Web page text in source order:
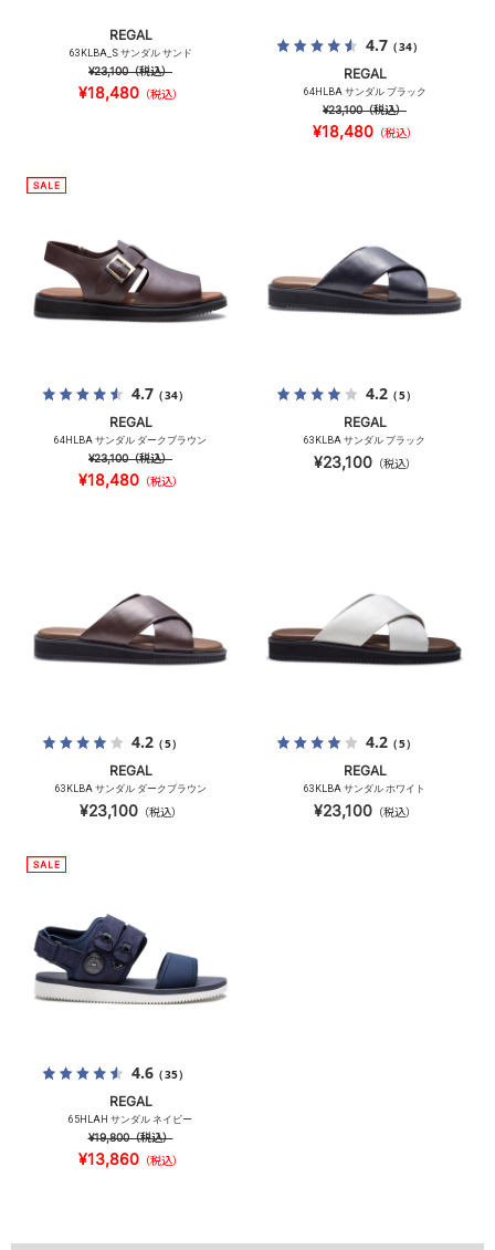
REGAL
63KLBA_S サンダル サンド
¥23,100（税込）
¥18,480（税込）
4.7（34）
REGAL
64HLBA サンダル ブラック
¥23,100（税込）
¥18,480（税込）
4.7（34）
REGAL
64HLBA サンダル ダークブラウン
¥23,100（税込）
¥18,480（税込）
4.2（5）
REGAL
63KLBA サンダル ブラック
¥23,100（税込）
4.2（5）
REGAL
63KLBA サンダル ダークブラウン
¥23,100（税込）
4.2（5）
REGAL
63KLBA サンダル ホワイト
¥23,100（税込）
4.6（35）
REGAL
65HLAH サンダル ネイビー
¥19,800（税込）
¥13,860（税込）